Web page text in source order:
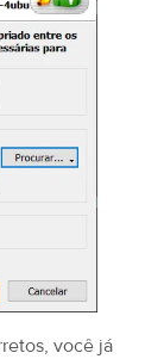
você já